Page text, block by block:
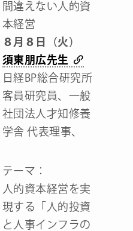
間違えない人的資
本経営
８月８日（火）
須東朋広先生
日経BP総合研究所
客員研究員、一般
社団法人才知修養
学舎 代表理事、
テーマ：
人的資本経営を実
現する「人的投資
と人事インフラの